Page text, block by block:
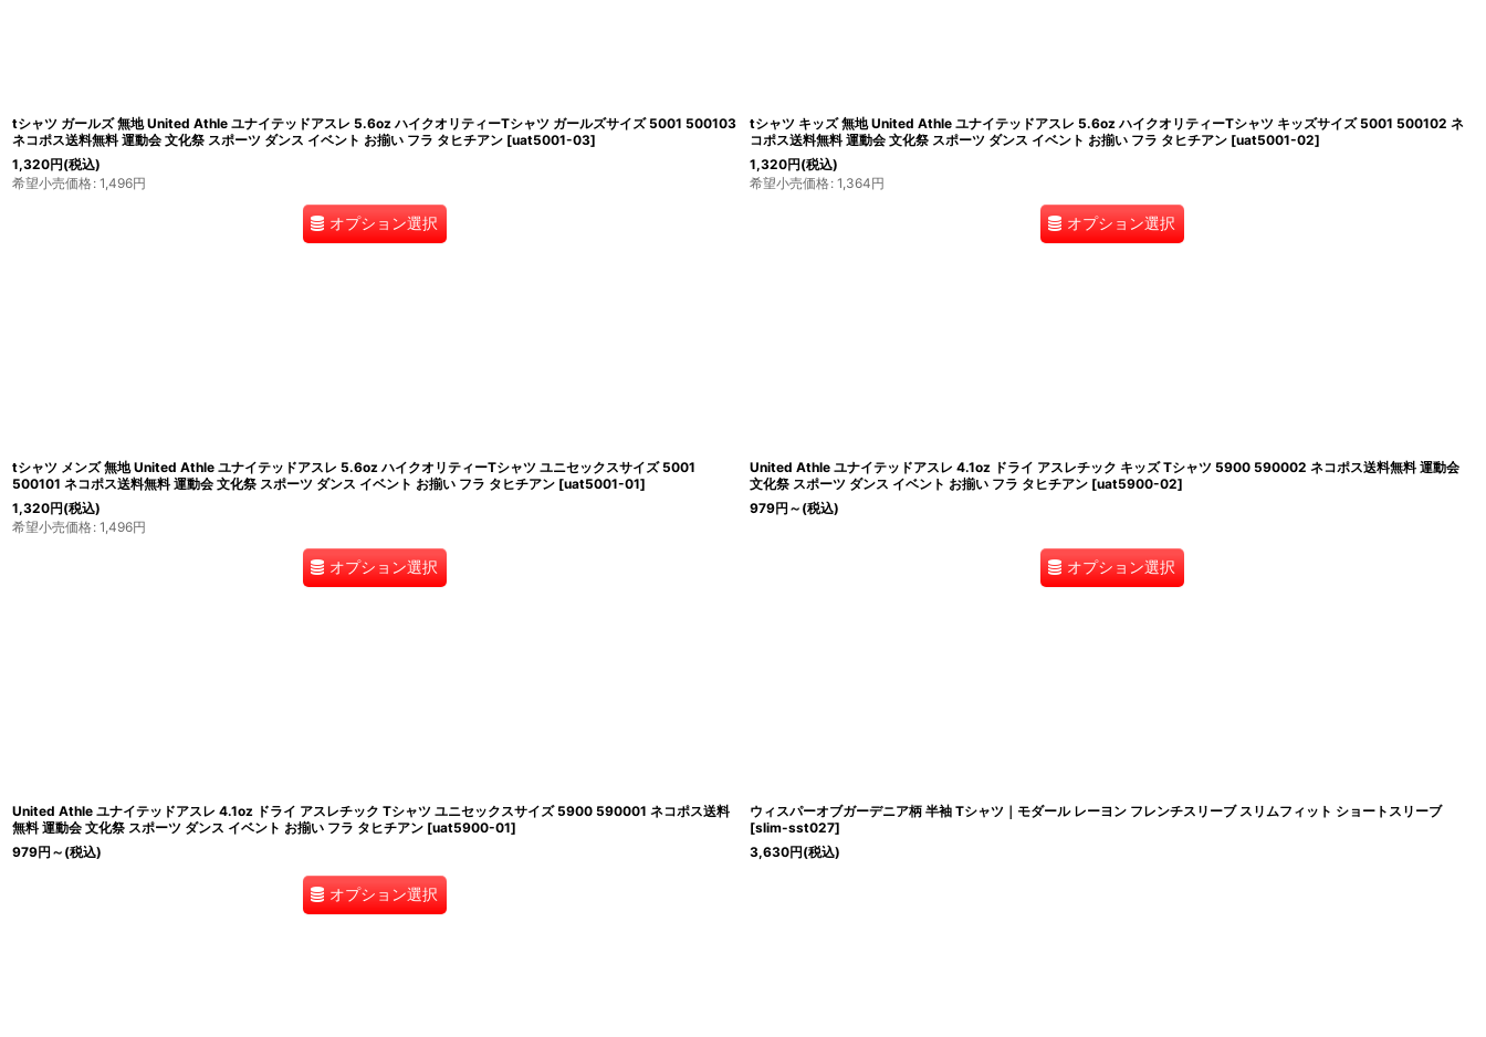
tシャツ ガールズ 無地 United Athle ユナイテッドアスレ 5.6oz ハイクオリティーTシャツ ガールズサイズ 5001 500103
ネコポス送料無料 運動会 文化祭 スポーツ ダンス イベント お揃い フラ タヒチアン [uat5001-03]
1,320円(税込)
希望小売価格: 1,496円
オプション選択
tシャツ キッズ 無地 United Athle ユナイテッドアスレ 5.6oz ハイクオリティーTシャツ キッズサイズ 5001 500102 ネ
コポス送料無料 運動会 文化祭 スポーツ ダンス イベント お揃い フラ タヒチアン [uat5001-02]
1,320円(税込)
希望小売価格: 1,364円
オプション選択
tシャツ メンズ 無地 United Athle ユナイテッドアスレ 5.6oz ハイクオリティーTシャツ ユニセックスサイズ 5001
500101 ネコポス送料無料 運動会 文化祭 スポーツ ダンス イベント お揃い フラ タヒチアン [uat5001-01]
1,320円(税込)
希望小売価格: 1,496円
オプション選択
United Athle ユナイテッドアスレ 4.1oz ドライ アスレチック キッズ Tシャツ 5900 590002 ネコポス送料無料 運動会
文化祭 スポーツ ダンス イベント お揃い フラ タヒチアン [uat5900-02]
979円 ～ (税込)
オプション選択
United Athle ユナイテッドアスレ 4.1oz ドライ アスレチック Tシャツ ユニセックスサイズ 5900 590001 ネコポス送料
無料 運動会 文化祭 スポーツ ダンス イベント お揃い フラ タヒチアン [uat5900-01]
979円 ～ (税込)
オプション選択
ウィスパーオブガーデニア柄 半袖 Tシャツ｜モダール レーヨン フレンチスリーブ スリムフィット ショートスリーブ
[slim-sst027]
3,630円(税込)